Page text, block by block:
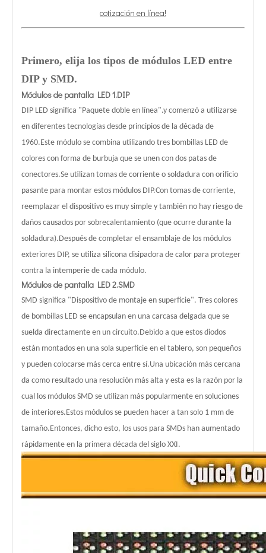
cotización en línea!
Primero, elija los tipos de módulos LED entre
DIP y SMD.
Módulos de pantalla LED 1.DIP
DIP LED significa "Paquete doble en línea".y comenzó a utilizarse
en diferentes tecnologías desde principios de la década de
1960.Este módulo se combina utilizando tres bombillas LED de
colores con forma de burbuja que se unen con dos patas de
conectores.Se utilizan tomas de corriente o soldadura con orificio
pasante para montar estos módulos DIP.Con tomas de corriente,
reemplazar el dispositivo es muy simple y también no hay riesgo de
daños causados ​​por sobrecalentamiento (que ocurre durante la
soldadura).Después de completar el ensamblaje de los módulos
exteriores DIP, se utiliza silicona disipadora de calor para proteger
contra la intemperie de cada módulo.
Módulos de pantalla LED 2.SMD
SMD significa "Dispositivo de montaje en superficie". Tres colores
de bombillas LED se encapsulan en una carcasa delgada que se
suelda directamente en un circuito.Debido a que estos diodos
están montados en una sola superficie en el tablero, son pequeños
y pueden colocarse más cerca entre sí.Una ubicación más cercana
da como resultado una resolución más alta y esta es la razón por la
cual los módulos SMD se utilizan más popularmente en soluciones
de interiores.Estos módulos se pueden hacer a tan solo 1 mm de
tamaño.Entonces, dicho esto, los usos para SMDs han aumentado
rápidamente en la primera década del siglo XXI.